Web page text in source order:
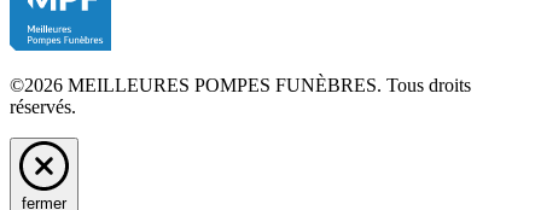
©2026 MEILLEURES POMPES FUNÈBRES. Tous droits
réservés.
fermer